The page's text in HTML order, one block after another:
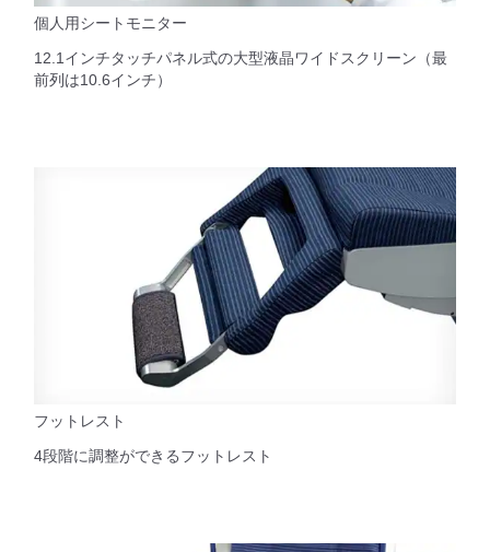
個人用シートモニター
12.1インチタッチパネル式の大型液晶ワイドスクリーン（最
前列は10.6インチ）
フットレスト
4段階に調整ができるフットレスト